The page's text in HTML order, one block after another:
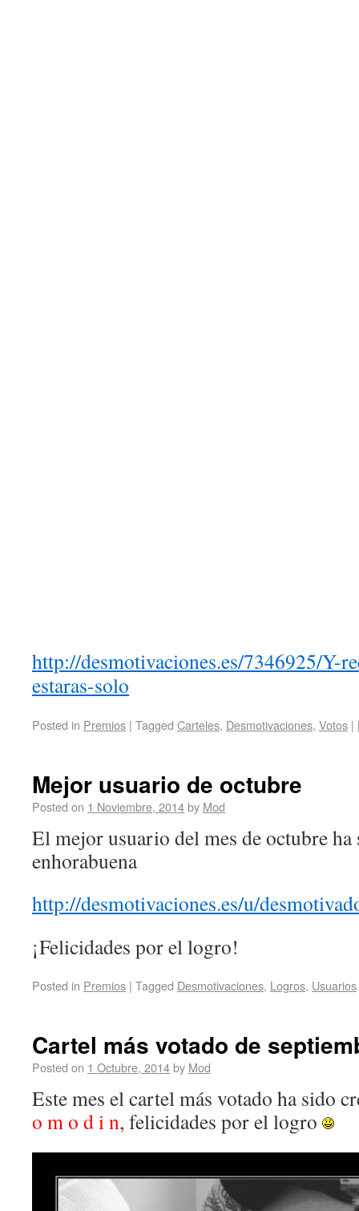
http://desmotivaciones.es/7346925/Y-
estaras-solo
Posted in Premios | Tagged Carteles, Desmotivaciones, Votos |
Mejor usuario de octubre
Posted on 1 Noviembre, 2014by Mod
El mejor usuario del mes de octubre
enhorabuena
http://desmotivaciones.es/u/
¡Felicidades por el logro!
Posted in Premios | Tagged Desmotivaciones, Logros, Usuarios
Cartel más votado de
Posted on 1 Octubre, 2014by Mod
Este mes el cartel más votado ha sido
o m o d i n, felicidades por el logro